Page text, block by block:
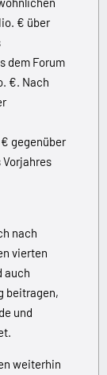
€ über
dem Forum
€. Nach
gegenüber
Vorjahres
nach
vierten
auch
beitragen,
und
weiterhin